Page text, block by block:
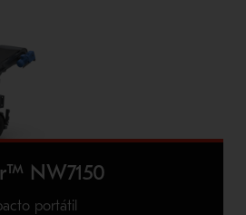
NW7150
portátil